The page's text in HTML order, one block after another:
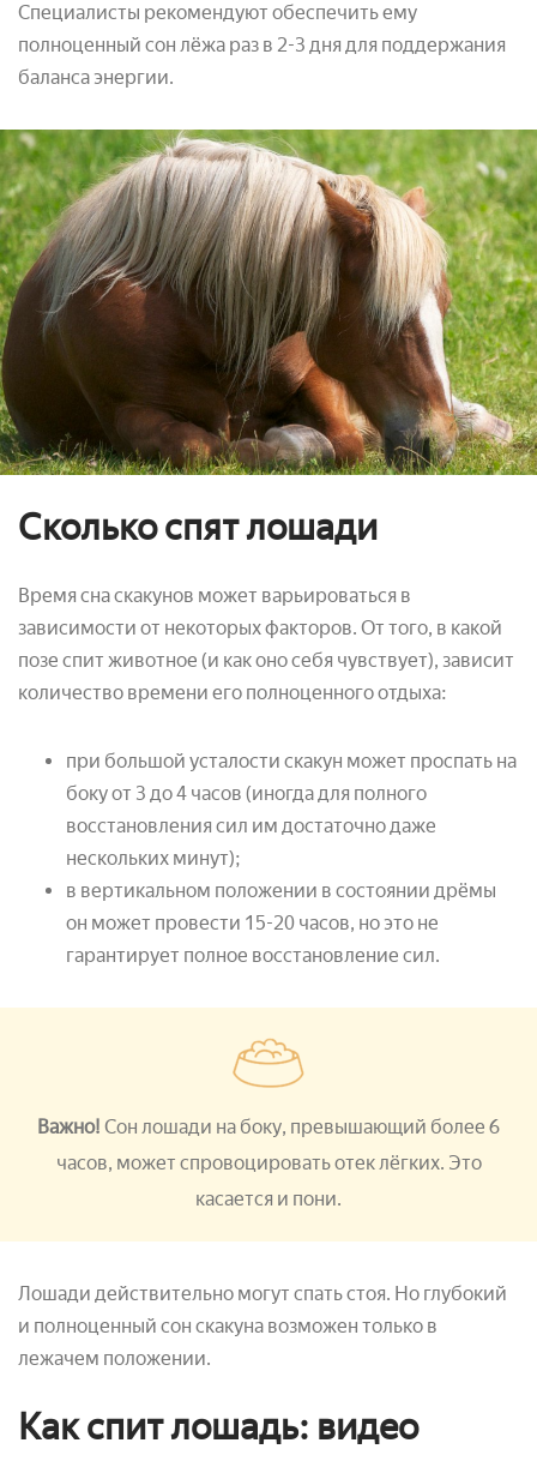
Специалисты рекомендуют обеспечить ему
полноценный сон лёжа раз в 2-3 дня для поддержания
баланса энергии.
Сколько спят лошади
Время сна скакунов может варьироваться в
зависимости от некоторых факторов. От того, в какой
позе спит животное (и как оно себя чувствует), зависит
количество времени его полноценного отдыха:
при большой усталости скакун может проспать на
боку от 3 до 4 часов (иногда для полного
восстановления сил им достаточно даже
нескольких минут);
в вертикальном положении в состоянии дрёмы
он может провести 15-20 часов, но это не
гарантирует полное восстановление сил.
Важно! Сон лошади на боку, превышающий более 6
часов, может спровоцировать отек лёгких. Это
касается и пони.
Лошади действительно могут спать стоя. Но глубокий
и полноценный сон скакуна возможен только в
лежачем положении.
Как спит лошадь: видео